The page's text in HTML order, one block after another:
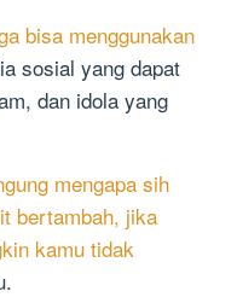
bisa menggunakan
sosial yang dapat
dan idola yang
mengapa sih
bertambah, jika
kamu tidak